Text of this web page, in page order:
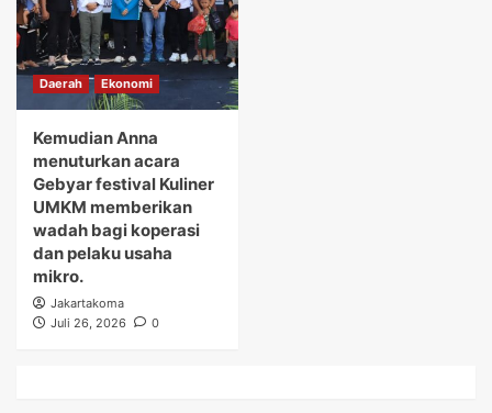
Daerah Ekonomi
Kemudian Anna
menuturkan acara
Gebyar festival Kuliner
UMKM memberikan
wadah bagi koperasi
dan pelaku usaha
mikro.
Jakartakoma
Juli 26, 2026
0